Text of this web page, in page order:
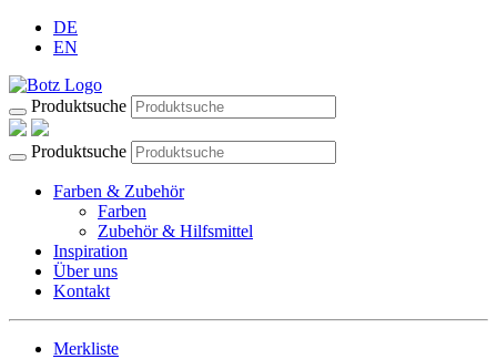
DE
EN
Produktsuche
Produktsuche
Farben & Zubehör
Farben
Zubehör & Hilfsmittel
Inspiration
Über uns
Kontakt
Merkliste